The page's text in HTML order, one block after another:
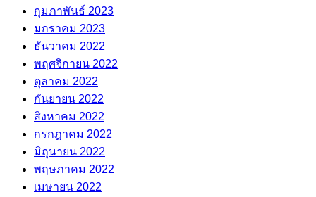
กุมภาพันธ์ 2023
มกราคม 2023
ธันวาคม 2022
พฤศจิกายน 2022
ตุลาคม 2022
กันยายน 2022
สิงหาคม 2022
กรกฎาคม 2022
มิถุนายน 2022
พฤษภาคม 2022
เมษายน 2022